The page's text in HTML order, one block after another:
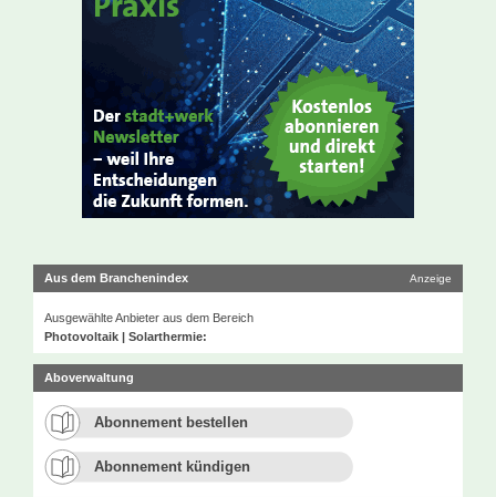
Aus dem Branchenindex Anzeige
Ausgewählte Anbieter aus dem Bereich
Photovoltaik | Solarthermie:
Aboverwaltung
Abonnement bestellen
Abonnement kündigen